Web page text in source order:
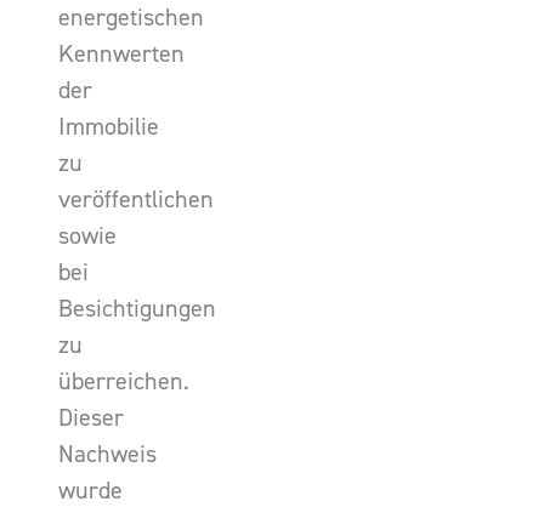
energetischen
Kennwerten
der
Immobilie
zu
veröffentlichen
sowie
bei
Besichtigungen
zu
überreichen.
Dieser
Nachweis
wurde